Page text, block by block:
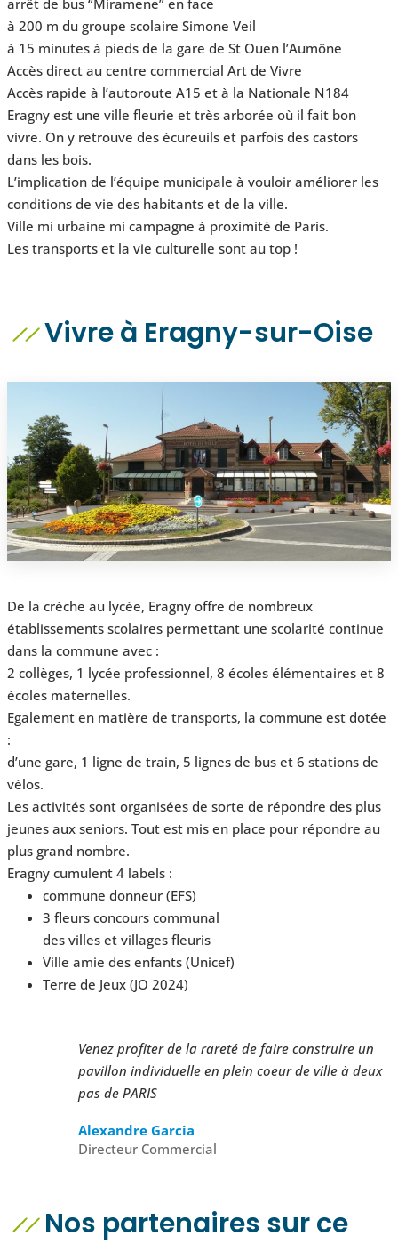
arrêt de bus “Miramene” en face
à 200 m du groupe scolaire Simone Veil
à 15 minutes à pieds de la gare de St Ouen l’Aumône
Accès direct au centre commercial Art de Vivre
Accès rapide à l’autoroute A15 et à la Nationale N184
Eragny est une ville fleurie et très arborée où il fait bon
vivre. On y retrouve des écureuils et parfois des castors
dans les bois.
L’implication de l’équipe municipale à vouloir améliorer les
conditions de vie des habitants et de la ville.
Ville mi urbaine mi campagne à proximité de Paris.
Les transports et la vie culturelle sont au top !
Vivre à Eragny-sur-Oise
De la crèche au lycée, Eragny offre de nombreux
établissements scolaires permettant une scolarité continue
dans la commune avec :
2 collèges, 1 lycée professionnel, 8 écoles élémentaires et 8
écoles maternelles.
Egalement en matière de transports, la commune est dotée
:
d’une gare, 1 ligne de train, 5 lignes de bus et 6 stations de
vélos.
Les activités sont organisées de sorte de répondre des plus
jeunes aux seniors. Tout est mis en place pour répondre au
plus grand nombre.
Eragny cumulent 4 labels :
commune donneur (EFS)
3 fleurs concours communal
des villes et villages fleuris
Ville amie des enfants (Unicef)
Terre de Jeux (JO 2024)
Venez profiter de la rareté de faire construire un
pavillon individuelle en plein coeur de ville à deux
pas de PARIS
Alexandre Garcia
Directeur Commercial
Nos partenaires sur ce